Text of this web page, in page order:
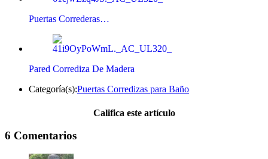
Puertas Correderas…
Pared Corrediza De Madera
Categoría(s):Puertas Corredizas para Baño
Califica este artículo
6 Comentarios